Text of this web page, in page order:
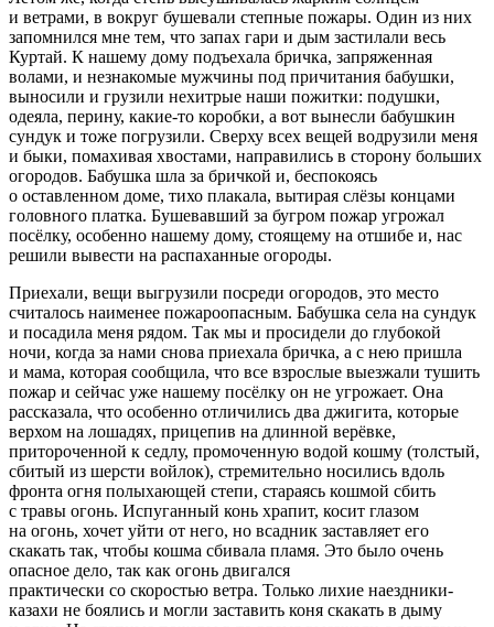
и ветрами, в вокруг бушевали степные пожары. Один из них
запомнился мне тем, что запах гари и дым застилали весь
Куртай. К нашему дому подъехала бричка, запряженная
волами, и незнакомые мужчины под причитания бабушки,
выносили и грузили нехитрые наши пожитки: подушки,
одеяла, перину, какие-то коробки, а вот вынесли бабушкин
сундук и тоже погрузили. Сверху всех вещей водрузили меня
и быки, помахивая хвостами, направились в сторону больших
огородов. Бабушка шла за бричкой и, беспокоясь
о оставленном доме, тихо плакала, вытирая слёзы концами
головного платка. Бушевавший за бугром пожар угрожал
посёлку, особенно нашему дому, стоящему на отшибе и, нас
решили вывести на распаханные огороды.
Приехали, вещи выгрузили посреди огородов, это место
считалось наименее пожароопасным. Бабушка села на сундук
и посадила меня рядом. Так мы и просидели до глубокой
ночи, когда за нами снова приехала бричка, а с нею пришла
и мама, которая сообщила, что все взрослые выезжали тушить
пожар и сейчас уже нашему посёлку он не угрожает. Она
рассказала, что особенно отличились два джигита, которые
верхом на лошадях, прицепив на длинной верёвке,
притороченной к седлу, промоченную водой кошму (толстый,
сбитый из шерсти войлок), стремительно носились вдоль
фронта огня полыхающей степи, стараясь кошмой сбить
с травы огонь. Испуганный конь храпит, косит глазом
на огонь, хочет уйти от него, но всадник заставляет его
скакать так, чтобы кошма сбивала пламя. Это было очень
опасное дело, так как огонь двигался
практически со скоростью ветра. Только лихие наездники-
казахи не боялись и могли заставить коня скакать в дыму